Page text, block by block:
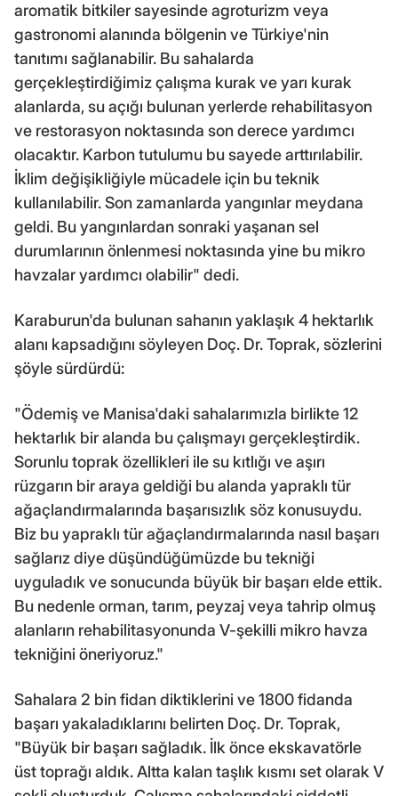
aromatik bitkiler sayesinde agroturizm veya
gastronomi alanında bölgenin ve Türkiye'nin
tanıtımı sağlanabilir. Bu sahalarda
gerçekleştirdiğimiz çalışma kurak ve yarı kurak
alanlarda, su açığı bulunan yerlerde rehabilitasyon
ve restorasyon noktasında son derece yardımcı
olacaktır. Karbon tutulumu bu sayede arttırılabilir.
İklim değişikliğiyle mücadele için bu teknik
kullanılabilir. Son zamanlarda yangınlar meydana
geldi. Bu yangınlardan sonraki yaşanan sel
durumlarının önlenmesi noktasında yine bu mikro
havzalar yardımcı olabilir" dedi.
Karaburun'da bulunan sahanın yaklaşık 4 hektarlık
alanı kapsadığını söyleyen Doç. Dr. Toprak, sözlerini
şöyle sürdürdü:
"Ödemiş ve Manisa'daki sahalarımızla birlikte 12
hektarlık bir alanda bu çalışmayı gerçekleştirdik.
Sorunlu toprak özellikleri ile su kıtlığı ve aşırı
rüzgarın bir araya geldiği bu alanda yapraklı tür
ağaçlandırmalarında başarısızlık söz konusuydu.
Biz bu yapraklı tür ağaçlandırmalarında nasıl başarı
sağlarız diye düşündüğümüzde bu tekniği
uyguladık ve sonucunda büyük bir başarı elde ettik.
Bu nedenle orman, tarım, peyzaj veya tahrip olmuş
alanların rehabilitasyonunda V-şekilli mikro havza
tekniğini öneriyoruz."
Sahalara 2 bin fidan diktiklerini ve 1800 fidanda
başarı yakaladıklarını belirten Doç. Dr. Toprak,
"Büyük bir başarı sağladık. İlk önce ekskavatörle
üst toprağı aldık. Altta kalan taşlık kısmı set olarak V